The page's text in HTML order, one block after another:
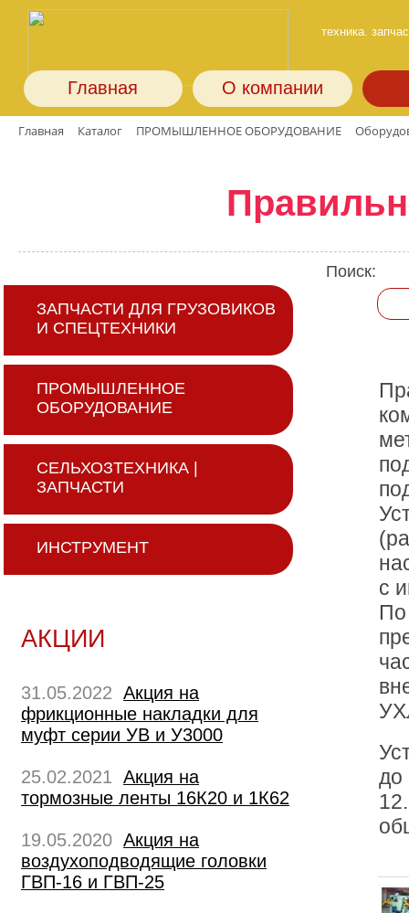
техника.
Главная О компании
Главная Каталог ПРОМЫШЛЕННОЕ ОБОРУДОВАНИЕ
ЗАПЧАСТИ ДЛЯ ГРУЗОВИКОВ
И СПЕЦТЕХНИКИ
ПРОМЫШЛЕННОЕ
ОБОРУДОВАНИЕ
СЕЛЬХОЗТЕХНИКА |
ЗАПЧАСТИ
ИНСТРУМЕНТ
АКЦИИ
31.05.2022 Акция на
фрикционные накладки для
муфт серии УВ и У3000
25.02.2021 Акция на
тормозные ленты 16К20 и 1К62
19.05.2020 Акция на
воздухоподводящие головки
ГВП-16 и ГВП-25
Поиск:
с
По
до